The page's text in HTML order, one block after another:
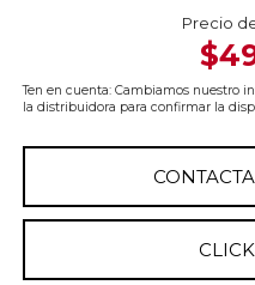
Precio
Ten en cuenta: Cambiamos nuestro
la distribuidora para confirmar la